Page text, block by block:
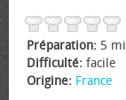
Préparation: 5
Difficulté: facile
Origine: France